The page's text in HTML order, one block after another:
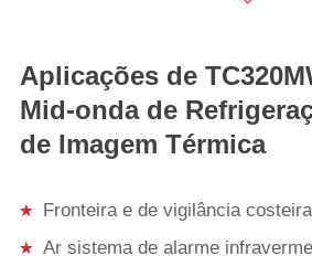
Aplicações de
Mid-onda de
de Imagem Térmica
Fronteira e de vigilância costeira
Ar sistema de alarme